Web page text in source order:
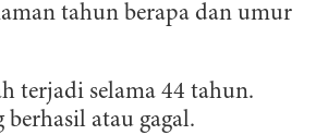
tahun berapa dan umur
terjadi selama 44 tahun.
berhasil atau gagal.